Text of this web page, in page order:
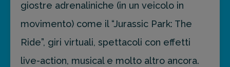
giostre adrenaliniche (in un veicolo in
movimento) come il “Jurassic Park: The
Ride”, giri virtuali, spettacoli con effetti
live-action, musical e molto altro ancora.